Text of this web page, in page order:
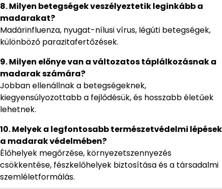
8. Milyen betegségek veszélyeztetik leginkább a
madarakat?
Madárinfluenza, nyugat-nílusi vírus, légúti betegségek,
különböző parazitafertőzések.
9. Milyen előnye van a változatos táplálkozásnak a
madarak számára?
Jobban ellenállnak a betegségeknek,
kiegyensúlyozottabb a fejlődésük, és hosszabb életűek
lehetnek.
10. Melyek a legfontosabb természetvédelmi lépések
a madarak védelmében?
Élőhelyek megőrzése, környezetszennyezés
csökkentése, fészkelőhelyek biztosítása és a társadalmi
szemléletformálás.